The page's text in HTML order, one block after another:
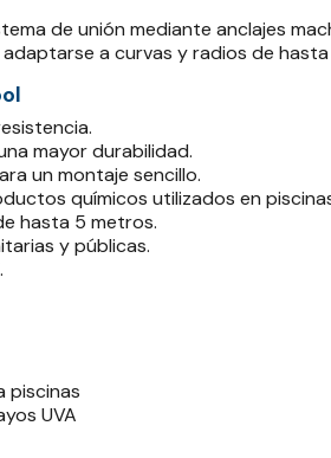
de unión mediante anclajes
a curvas y radios de
mayor durabilidad.
un montaje sencillo.
químicos utilizados en
hasta 5 metros.
y públicas.
piscinas
UVA